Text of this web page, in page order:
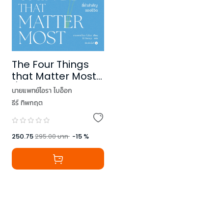
The Four Things
that Matter Most
สี่คำสำคัญของชีวิต
นายแพทย์ไอรา ไบอ็อก
ธีร์ ทิพกฤต
250.75295.00บาท -15 %